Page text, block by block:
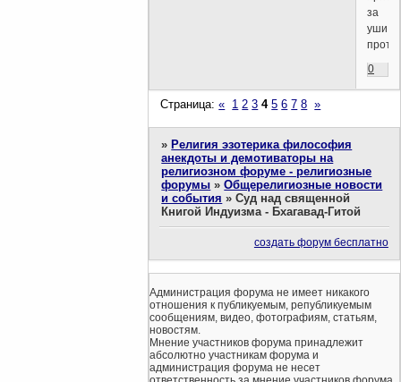
за
уши
0
Страница:« 1 2 3 4 5 6 7 8 »
» Религия эзотерика философия
анекдоты и демотиваторы на
религиозном форуме - религиозные
форумы »Общерелигиозные новости
и события »Суд над священной
Книгой Индуизма - Бхагавад-Гитой
создать форум бесплатно
Администрация форума не имеет никакого
отношения к публикуемым, републикуемым
сообщениям, видео, фотографиям, статьям,
новостям.
Мнение участников форума принадлежит
абсолютно участникам форума и
администрация форума не несет